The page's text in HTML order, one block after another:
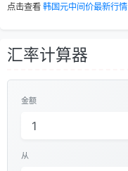
点击查看 韩国元中间价最新行情
汇率计算器
金额
从